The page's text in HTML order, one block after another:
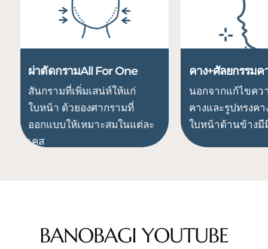
ผ่าตัดกรามAll For One
สันกรามที่เพิ่มเสน่ห์ให้แก่
ใบหน้า ด้วยองศากรามที่
ออกแบบให้เหมาะสมในแต่ละ
เคส
คาง+ศัลยกรรมค
นอกจากแก้ไขคว
คางและรูปทรงคา
ใบหน้าด้านข้างมี
BANOBAGI YOUTUBE